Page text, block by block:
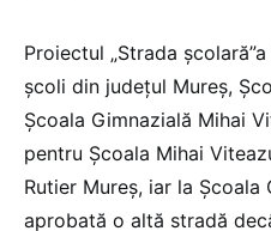
Proiectul „Strada
școli din județul Mureș,
Școala Gimnazială Mihai
pentru Școala Mihai
Rutier Mureș, iar la
aprobată o altă stradă